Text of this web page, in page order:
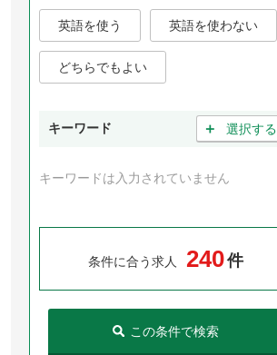
英語を使う 英語を使わない
どちらでもよい
キーワード ＋ 選択する
キーワードは入力されていません
条件に合う求人 240件
この条件で検索